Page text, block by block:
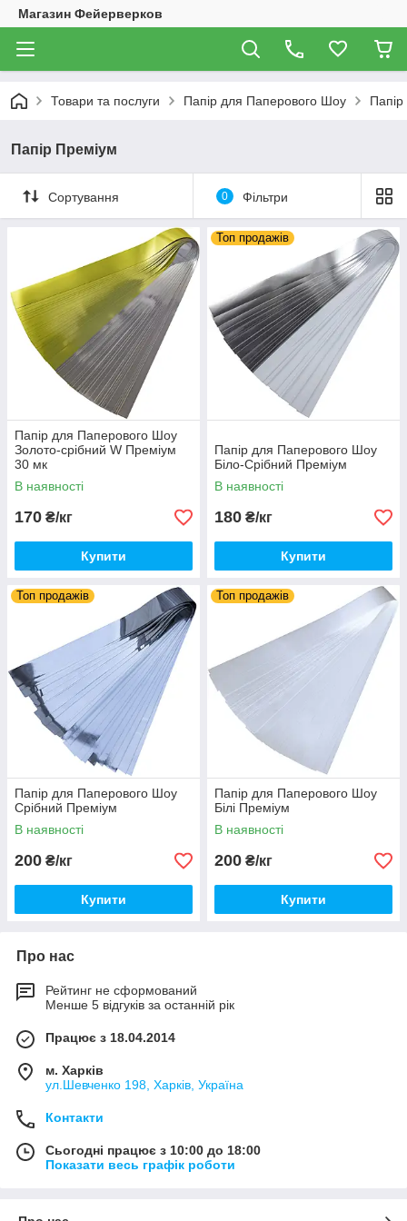
Магазин Фейерверков
Товари та послуги Папір для Паперового Шоу
Папір Преміум
Сортування 0 Фільтри
Папір для Паперового Шоу
Золото-срібний W Преміум
30 мк
В наявності
170 ₴/кг
Купити
Топ продажів
Папір для Паперового Шоу
Біло-Срібний Преміум
В наявності
180 ₴/кг
Купити
Топ продажів
Папір для Паперового Шоу
Срібний Преміум
В наявності
200 ₴/кг
Купити
Топ продажів
Папір для Паперового Шоу
Білі Преміум
В наявності
200 ₴/кг
Купити
Про нас
Рейтинг не сформований
Менше 5 відгуків за останній рік
Працює з 18.04.2014
м. Харків
ул.Шевченко 198, Харків, Україна
Контакти
Сьогодні працює з 10:00 до 18:00
Показати весь графік роботи